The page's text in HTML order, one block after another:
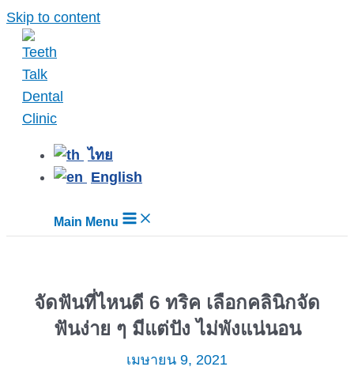
Skip to content
ไทย
English
Main Menu
จัดฟันที่ไหนดี 6 ทริค เลือกคลินิกจัด
ฟันง่าย ๆ มีแต่ปัง ไม่พังแน่นอน
เมษายน 9, 2021